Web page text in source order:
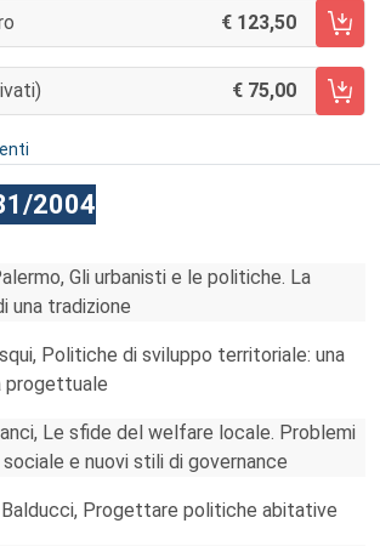
123,50
75,00
2004
Gli urbanisti e le politiche. La
una tradizione
Politiche di sviluppo territoriale: una
progettuale
Le sfide del welfare locale. Problemi
e nuovi stili di governance
Progettare politiche abitative